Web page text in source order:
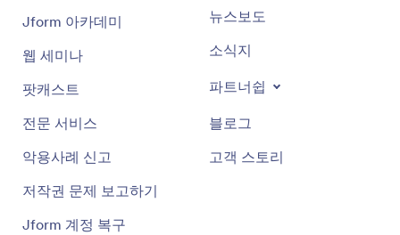
도움
Jform 아카데미
웹 세미나
팟캐스트
전문 서비스
악용사례 신고
저작권 문제 보고하기
미디어 자료
뉴스보도
소식지
파트너쉽
블로그